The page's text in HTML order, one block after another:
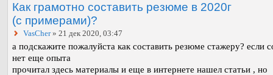
Как грамотно составить резюме в 2020г
(с примерами)?
VasCher» 21 дек 2020, 03:47
а подскажите пожалуйста как составить резюме стажеру? если
нет еще опыта
прочитал здесь материалы и еще в интернете нашел статьи , но